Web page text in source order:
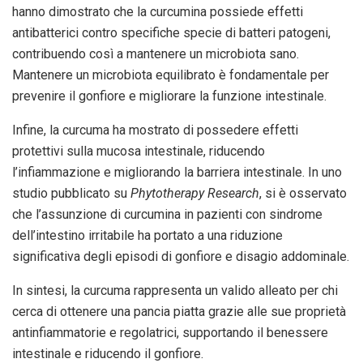
hanno dimostrato che la curcumina possiede effetti
antibatterici contro specifiche specie di batteri patogeni,
contribuendo così a mantenere un microbiota sano.
Mantenere un microbiota equilibrato è fondamentale per
prevenire il gonfiore e migliorare la funzione intestinale.
Infine, la curcuma ha mostrato di possedere effetti
protettivi sulla mucosa intestinale, riducendo
l’infiammazione e migliorando la barriera intestinale. In uno
studio pubblicato su Phytotherapy Research, si è osservato
che l’assunzione di curcumina in pazienti con sindrome
dell’intestino irritabile ha portato a una riduzione
significativa degli episodi di gonfiore e disagio addominale.
In sintesi, la curcuma rappresenta un valido alleato per chi
cerca di ottenere una pancia piatta grazie alle sue proprietà
antinfiammatorie e regolatrici, supportando il benessere
intestinale e riducendo il gonfiore.